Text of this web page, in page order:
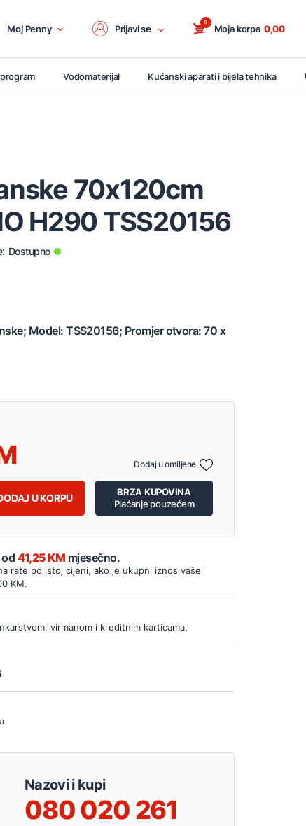
Moj Penny Prijavi se Moja korpa
0
0,00
Vodomaterijal Kućanski aparati i bijela tehnika
70x120cm
H290 TSS20156
Dostupno
Model: TSS20156; Promjer otvora: 70 x
U KORPU
BRZA KUPOVINA
Plaćanje pouzećem
Dodaj u omiljene
od41,25 KM mjesečno.
rate po istoj cijeni, ako je ukupni iznos vaše
KM.
virmanom i kreditnim karticama.
Nazovi i kupi
080 020 261